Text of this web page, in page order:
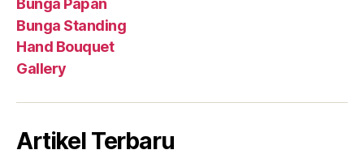
Bunga Papan
Bunga Standing
Hand Bouquet
Gallery
Artikel Terbaru